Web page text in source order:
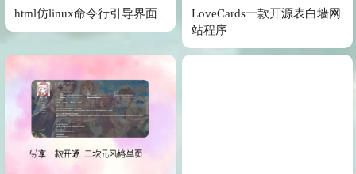
html仿linux命令行引导界面
LoveCards一款开源表白墙网
站程序